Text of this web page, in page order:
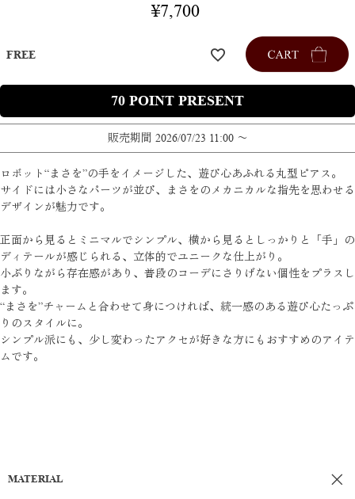
¥7,700
FREE
70
販売期間 2026/07/23 11:00 〜
ロボット“まさを”の手をイメージした、遊び心あふれる丸型ピアス。
サイドには小さなパーツが並び、まさをのメカニカルな指先を思わせる
デザインが魅力です。
正面から見るとミニマルでシンプル、横から見るとしっかりと「手」の
ディテールが感じられる、立体的でユニークな仕上がり。
小ぶりながら存在感があり、普段のコーデにさりげない個性をプラスし
ます。
“まさを”チャームと合わせて身につければ、統一感のある遊び心たっぷ
りのスタイルに。
シンプル派にも、少し変わったアクセが好きな方にもおすすめのアイテ
ムです。
MATERIAL